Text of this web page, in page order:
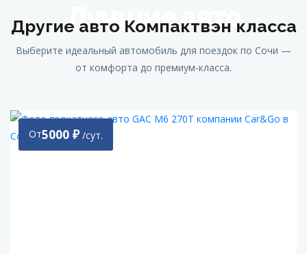
Другие авто Компактвэн класса
Выберите идеальный автомобиль для поездок по Сочи —
от комфорта до премиум-класса.
Лучшие авто
От5000 ₽ /сут.